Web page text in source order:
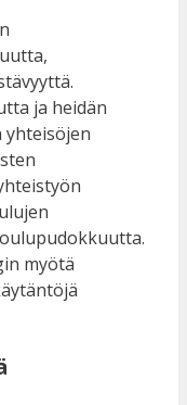
ja heidän
yhteisöjen
myötä